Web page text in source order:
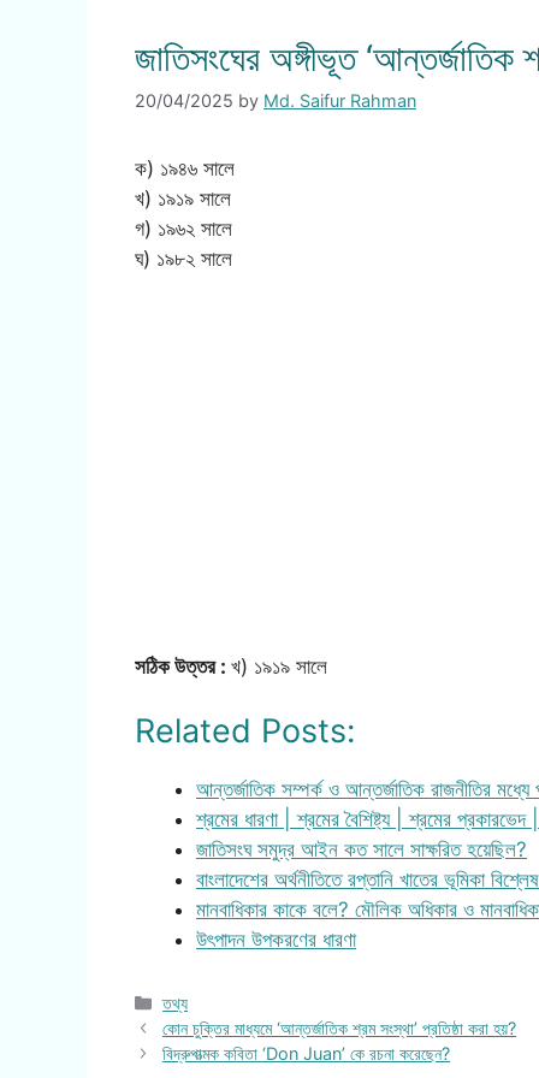
জাতিসংঘের অঙ্গীভূত
20/04/2025 by Md. Saifur Rahman
ক) ১৯৪৬ সালে
খ) ১৯১৯ সালে
গ) ১৯৬২ সালে
ঘ) ১৯৮২ সালে
সঠিক উত্তর : খ) ১৯১৯ সালে
Related Posts:
আন্তর্জাতিক সম্পর্ক ও আন্তর্জাতিক রাজনীতির মধ্যে
শ্রমের ধারণা | শ্রমের বৈশিষ্ট্য | শ্রমের
জাতিসংঘ সমুদ্র আইন কত সালে সাক্ষরিত হয়েছিল?
বাংলাদেশের অর্থনীতিতে রপ্তানি খাতের ভূমিকা
মানবাধিকার কাকে বলে? মৌলিক অধিকার ও
উৎপাদন উপকরণের ধারণা
Categories
তথ্য
কোন চুক্তির মাধ্যমে ‘আন্তর্জাতিক শ্রম সংস্থা’ প্রতিষ্ঠা করা হয়?
বিদ্রুপাত্মক কবিতা ‘Don Juan’ কে রচনা করেছেন?